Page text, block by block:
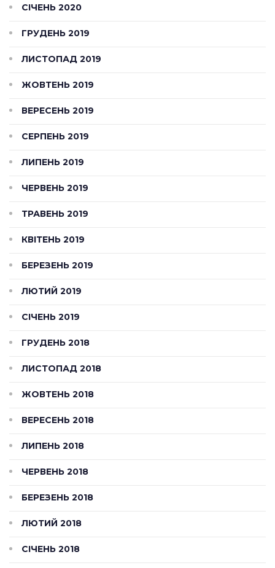
СІЧЕНЬ 2020
ГРУДЕНЬ 2019
ЛИСТОПАД 2019
ЖОВТЕНЬ 2019
ВЕРЕСЕНЬ 2019
СЕРПЕНЬ 2019
ЛИПЕНЬ 2019
ЧЕРВЕНЬ 2019
ТРАВЕНЬ 2019
КВІТЕНЬ 2019
БЕРЕЗЕНЬ 2019
ЛЮТИЙ 2019
СІЧЕНЬ 2019
ГРУДЕНЬ 2018
ЛИСТОПАД 2018
ЖОВТЕНЬ 2018
ВЕРЕСЕНЬ 2018
ЛИПЕНЬ 2018
ЧЕРВЕНЬ 2018
БЕРЕЗЕНЬ 2018
ЛЮТИЙ 2018
СІЧЕНЬ 2018